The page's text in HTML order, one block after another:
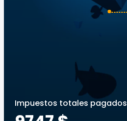
Impuestos totales pagados